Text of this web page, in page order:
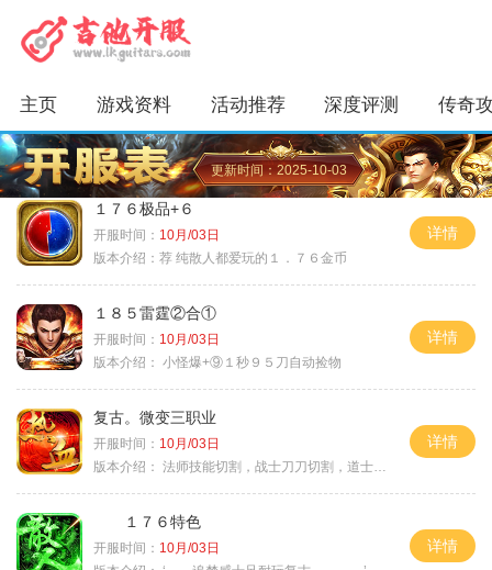
主页 游戏资料 活动推荐 深度评测 传奇
更新时间：2025-10-03
１７６极品+６
开服时间： 10月/03日
版本介绍： 荐 纯散人都爱玩的１．７６金币
详情
１８５雷霆②合①
开服时间： 10月/03日
版本介绍： 小怪爆+⑨１秒９５刀自动捡物
详情
复古。微变三职业
开服时间： 10月/03日
版本介绍： 法师技能切割，战士刀刀切割，道士宠物秒怪
详情
１７６特色
开服时间： 10月/03日
详情